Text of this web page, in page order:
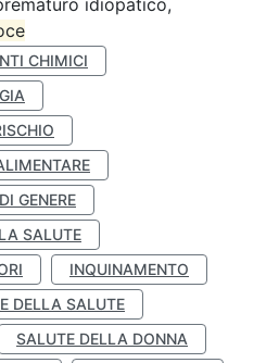
idiopatico,
CHIMICI
GENERE
SALUTE
INQUINAMENTO
DELLA SALUTE
SALUTE DELLA DONNA